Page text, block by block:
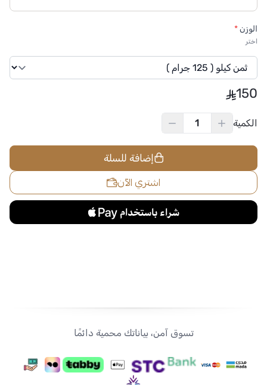
الوزن*
اختر
150
الكمية
إضافة للسلة
اشتري الآن
تسوق آمن، بياناتك محمية دائمًا